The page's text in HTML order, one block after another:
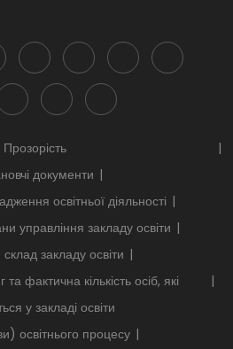
Прозорість
документи
освітньої діяльності
управління закладу освіти
закладу освіти
фактична кількість осіб, які
у закладі освіти
освітнього процесу